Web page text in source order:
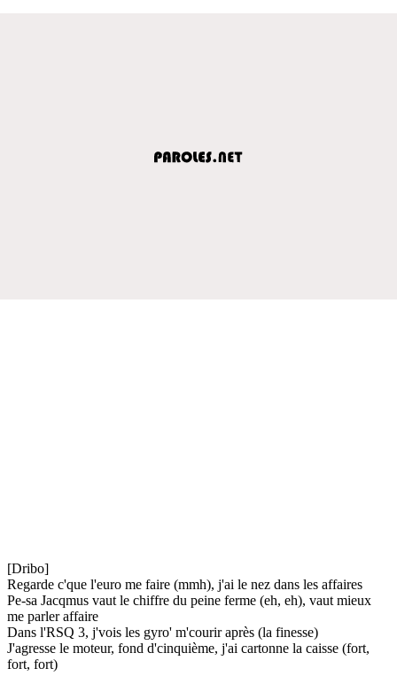
[Dribo]
Regarde c'que l'euro me faire (mmh), j'ai le nez dans les affaires
Pe-sa Jacqmus vaut le chiffre du peine ferme (eh, eh), vaut mieux
me parler affaire
Dans l'RSQ 3, j'vois les gyro' m'courir après (la finesse)
J'agresse le moteur, fond d'cinquième, j'ai cartonne la caisse (fort,
fort, fort)